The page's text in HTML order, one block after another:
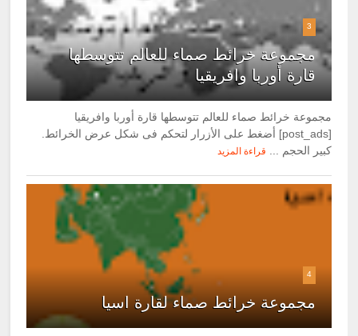
3
مجموعة خرائط صماء للعالم تتوسطها
قارة أوربا وافريقيا
مجموعة خرائط صماء للعالم تتوسطها قارة أوربا وافريقيا
[post_ads] أضغط على الأزرار لتحكم فى شكل عرض الخرائط.
كبير الحجم ...
قراءة المزيد
4
مجموعة خرائط صماء لقارة اسيا